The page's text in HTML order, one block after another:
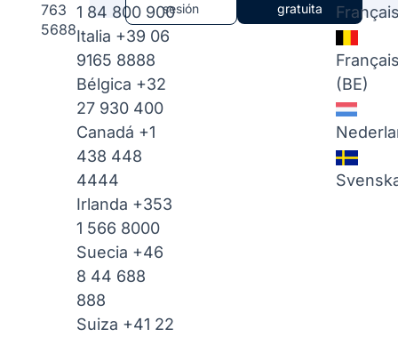
763
5688
1 84 800 900
Italia +39 06
9165 8888
Bélgica +32
27 930 400
Canadá +1
438 448
4444
Irlanda +353
1 566 8000
Suecia +46
8 44 688
888
Suiza +41 22
sesión
gratuita
(BE)